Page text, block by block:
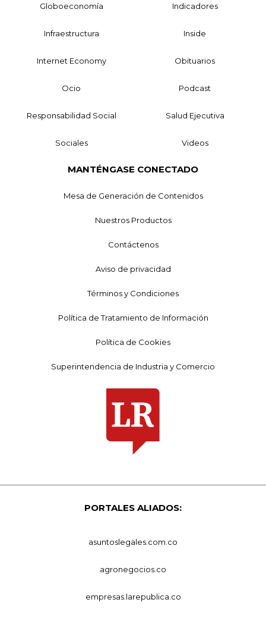
Globoeconomía Indicadores
Infraestructura Inside
Internet Economy Obituarios
Ocio Podcast
Responsabilidad Social Salud Ejecutiva
Sociales Videos
MANTÉNGASE CONECTADO
Mesa de Generación de Contenidos
Nuestros Productos
Contáctenos
Aviso de privacidad
Términos y Condiciones
Política de Tratamiento de Información
Política de Cookies
Superintendencia de Industria y Comercio
PORTALES ALIADOS:
asuntoslegales.com.co
agronegocios.co
empresas.larepublica.co